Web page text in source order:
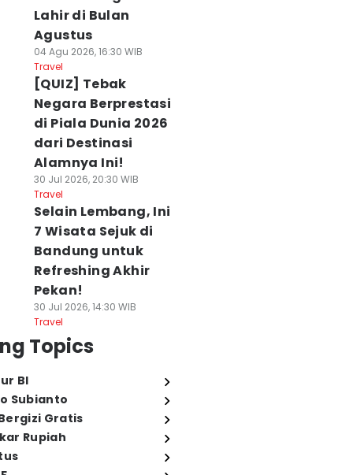
Lahir di Bulan
Agustus
04 Agu 2026, 16:30 WIB
Travel
[QUIZ] Tebak
Negara Berprestasi
di Piala Dunia 2026
dari Destinasi
Alamnya Ini!
30 Jul 2026, 20:30 WIB
Travel
Selain Lembang, Ini
7 Wisata Sejuk di
Bandung untuk
Refreshing Akhir
Pekan!
30 Jul 2026, 14:30 WIB
Travel
Topics
BI
Subianto
Gratis
Rupiah